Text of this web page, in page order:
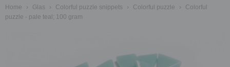
Home › Glas › Colorful puzzle snippets › Colorful puzzle ›
Colorful
puzzle - pale teal; 100 gram